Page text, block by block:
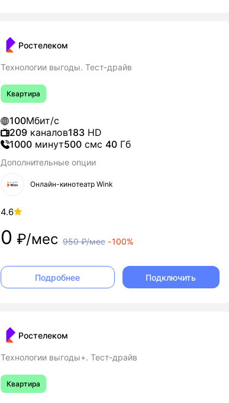
Ростелеком
Технологии выгоды. Тест-драйв
Квартира
100Мбит/с
209 каналов183 HD
1000 минут500 смс 40 Гб
Дополнительные опции
Онлайн-кинотеатр Wink
4.6
0 ₽/мес 950₽/мес -100%
Подробнее Подключить
Ростелеком
Технологии выгоды+. Тест-драйв
Квартира